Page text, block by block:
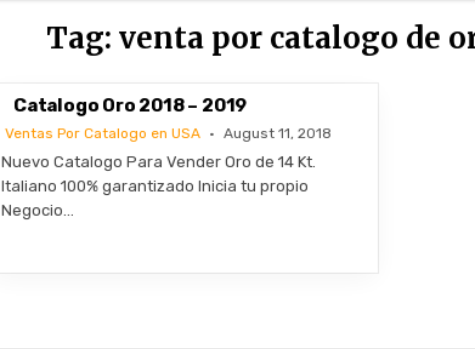
Tag:venta por catalogo de
Catalogo Oro 2018 – 2019
Ventas Por Catalogo en USA August 11, 2018
Nuevo Catalogo Para Vender Oro de 14 Kt.
Italiano 100% garantizado Inicia tu propio
Negocio…